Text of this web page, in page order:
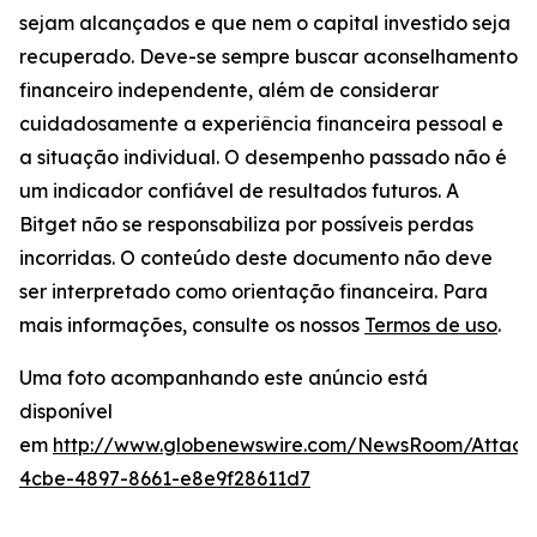
sejam alcançados e que nem o capital investido seja
recuperado. Deve-se sempre buscar aconselhamento
financeiro independente, além de considerar
cuidadosamente a experiência financeira pessoal e
a situação individual. O desempenho passado não é
um indicador confiável de resultados futuros. A
Bitget não se responsabiliza por possíveis perdas
incorridas. O conteúdo deste documento não deve
ser interpretado como orientação financeira. Para
mais informações, consulte os nossos Termos de uso.
Uma foto acompanhando este anúncio está
disponível
em http://www.globenewswire.com/NewsRoom/
4cbe-4897-8661-e8e9f28611d7